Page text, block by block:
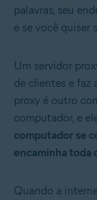
palavras, seu
e se você quiser
Um servidor
de clientes e faz
proxy é outro
computador, e
computador se
encaminha toda
Quando a